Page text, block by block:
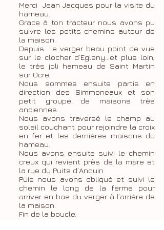
Merci Jean Jacques pour la visite du
hameau.
Grace à ton tracteur nous avons pu
suivre les petits chemins autour de
la maison.
Depuis le verger beau point de vue
sur le clocher d’Egleny…et plus loin,
le très joli hameau de Saint Martin
sur Ocre.
Nous sommes ensuite partis en
direction des Simmoneaux et son
petit groupe de maisons très
anciennes.
Nous avons traversé le champ au
soleil couchant pour rejoindre la croix
en fer et les dernières maisons du
hameau.
Nous avons ensuite suivi le chemin
creux qui revient près de la mare et
la rue du Puits d’Anquin
Puis nous avons obliqué et suivi le
chemin le long de la ferme pour
arriver en bas du verger à l’arrière de
la maison.
Fin de la boucle.